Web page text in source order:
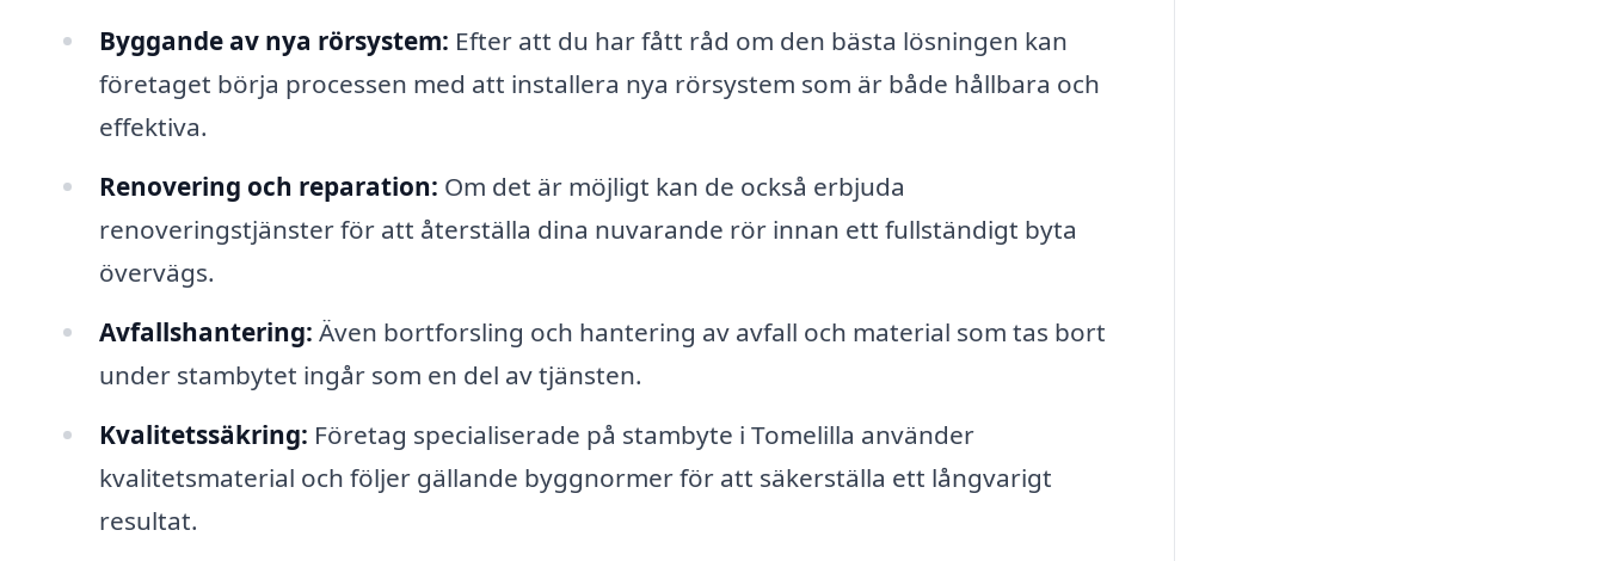
Byggande av nya rörsystem: Efter att du har fått råd om den bästa lösningen kan
företaget börja processen med att installera nya rörsystem som är både hållbara och
effektiva.
Renovering och reparation: Om det är möjligt kan de också erbjuda
renoveringstjänster för att återställa dina nuvarande rör innan ett fullständigt byta
övervägs.
Avfallshantering: Även bortforsling och hantering av avfall och material som tas bort
under stambytet ingår som en del av tjänsten.
Kvalitetssäkring: Företag specialiserade på stambyte i Tomelilla använder
kvalitetsmaterial och följer gällande byggnormer för att säkerställa ett långvarigt
resultat.